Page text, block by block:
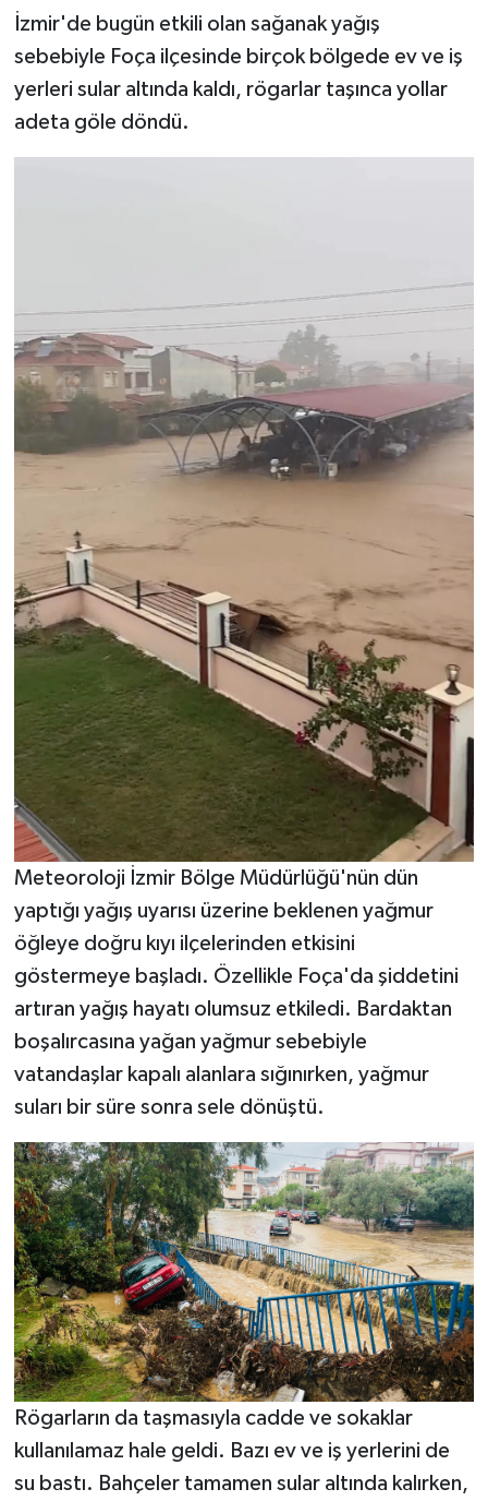
İzmir'de bugün etkili olan sağanak yağış
sebebiyle Foça ilçesinde birçok bölgede ev ve iş
yerleri sular altında kaldı, rögarlar taşınca yollar
adeta göle döndü.
Meteoroloji İzmir Bölge Müdürlüğü'nün dün
yaptığı yağış uyarısı üzerine beklenen yağmur
öğleye doğru kıyı ilçelerinden etkisini
göstermeye başladı. Özellikle Foça'da şiddetini
artıran yağış hayatı olumsuz etkiledi. Bardaktan
boşalırcasına yağan yağmur sebebiyle
vatandaşlar kapalı alanlara sığınırken, yağmur
suları bir süre sonra sele dönüştü.
Rögarların da taşmasıyla cadde ve sokaklar
kullanılamaz hale geldi. Bazı ev ve iş yerlerini de
su bastı. Bahçeler tamamen sular altında kalırken,